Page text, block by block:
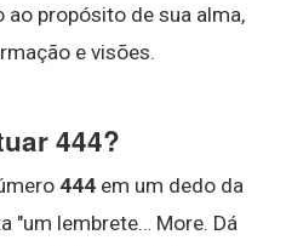
propósito de sua alma,
e visões.
444?
444 em um dedo da
"um lembrete… More. Dá